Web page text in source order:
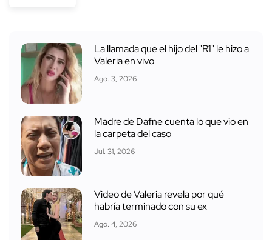
La llamada que el hijo del "R1" le hizo a
Valeria en vivo
Ago. 3, 2026
Madre de Dafne cuenta lo que vio en
la carpeta del caso
Jul. 31, 2026
Video de Valeria revela por qué
habría terminado con su ex
Ago. 4, 2026